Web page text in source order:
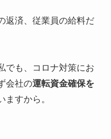
返済、従業員の給料だ
でも、コロナ対策にお
会社の運転資金確保を
ますから。